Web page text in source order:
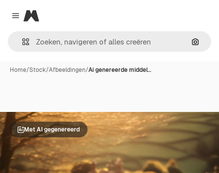
Close menu
Magnific
Home/Stock/Afbeeldingen/Ai genereerde middel…
Met AI gegenereerd